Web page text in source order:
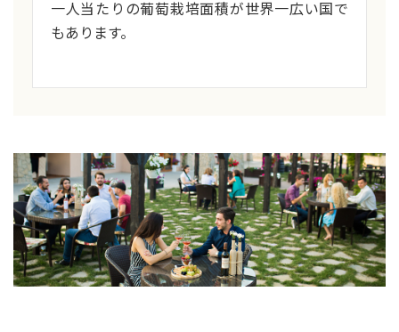
一人当たりの葡萄栽培面積が世界一広い国で
もあります。